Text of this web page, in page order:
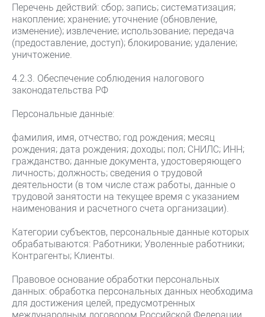
Перечень действий: сбор; запись; систематизация;
накопление; хранение; уточнение (обновление,
изменение); извлечение; использование; передача
(предоставление, доступ); блокирование; удаление;
уничтожение.
4.2.3. Обеспечение соблюдения налогового
законодательства РФ
Персональные данные:
фамилия, имя, отчество; год рождения; месяц
рождения; дата рождения; доходы; пол; СНИЛС; ИНН;
гражданство; данные документа, удостоверяющего
личность; должность; сведения о трудовой
деятельности (в том числе стаж работы, данные о
трудовой занятости на текущее время с указанием
наименования и расчетного счета организации).
Категории субъектов, персональные данные которых
обрабатываются: Работники; Уволенные работники;
Контрагенты; Клиенты.
Правовое основание обработки персональных
данных: обработка персональных данных необходима
для достижения целей, предусмотренных
международным договором Российской Федерации